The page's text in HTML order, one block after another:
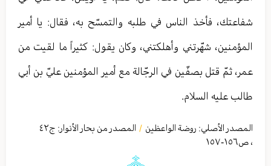
شفاعتك، فأخذ الناس في طلبه والتمسّح به، فقال: يا أمير
المؤمنين، شهّرتني وأهلكتني، وكان يقول: كثيراً ما لقيت من
عمر، ثمّ قتل بصفّين في الرجّالة مع أمير المؤمنين عليّ بن أبي
طالب عليه السلام.
المصدر الأصلي: روضة الواعظين / المصدر من بحار الأنوار: ج٤٢
، ص١٥٦-١٥٧